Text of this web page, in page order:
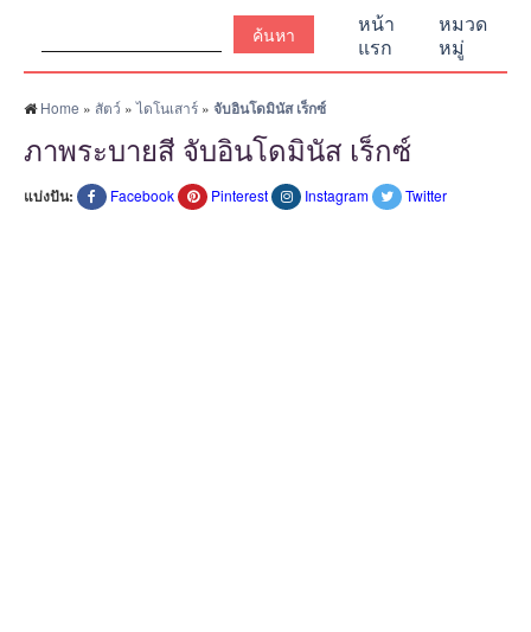
หน้า
แรก
หมวด
หมู่
Home » สัตว์ »ไดโนเสาร์ » จับอินโดมินัส เร็กซ์
ภาพระบายสี จับอินโดมินัส เร็กซ์
แบ่งปัน: Facebook Pinterest Instagram Twitter